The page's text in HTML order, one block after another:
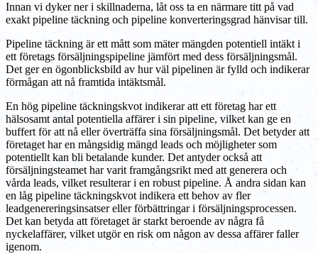
Innan vi dyker ner i skillnaderna, låt oss ta en närmare titt på vad
exakt pipeline täckning och pipeline konverteringsgrad hänvisar till.
Pipeline täckning är ett mått som mäter mängden potentiell intäkt i
ett företags försäljningspipeline jämfört med dess försäljningsmål.
Det ger en ögonblicksbild av hur väl pipelinen är fylld och indikerar
förmågan att nå framtida intäktsmål.
En hög pipeline täckningskvot indikerar att ett företag har ett
hälsosamt antal potentiella affärer i sin pipeline, vilket kan ge en
buffert för att nå eller överträffa sina försäljningsmål. Det betyder att
företaget har en mångsidig mängd leads och möjligheter som
potentiellt kan bli betalande kunder. Det antyder också att
försäljningsteamet har varit framgångsrikt med att generera och
vårda leads, vilket resulterar i en robust pipeline. Å andra sidan kan
en låg pipeline täckningskvot indikera ett behov av fler
leadgenereringsinsatser eller förbättringar i försäljningsprocessen.
Det kan betyda att företaget är starkt beroende av några få
nyckelaffärer, vilket utgör en risk om någon av dessa affärer faller
igenom.